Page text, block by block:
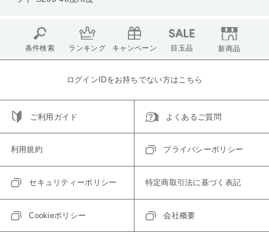
条件検索 ランキング キャンペーン 目玉品 新商品
ログインIDをお持ちでない方はこちら
ご利用ガイド よくあるご質問
利用規約 プライバシーポリシー
セキュリティーポリシー 特定商取引法に基づく表記
Cookieポリシー 会社概要